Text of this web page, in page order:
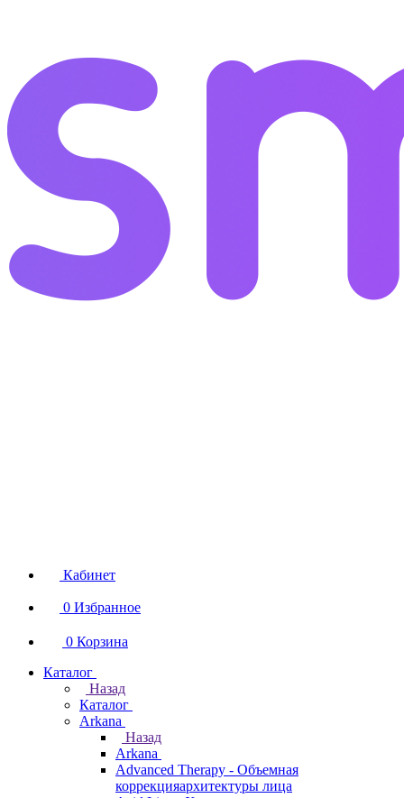
Кабинет
0 Избранное
0 Корзина
Каталог
Назад
Каталог
Arkana
Назад
Arkana
Advanced Therapy - Объемная
коррекцияархитектуры лица